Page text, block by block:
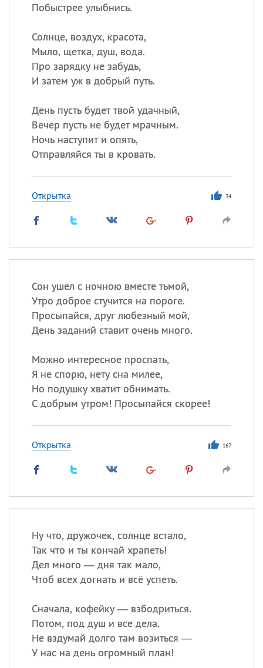
Побыстрее улыбнись.
Солнце, воздух, красота,
Мыло, щетка, душ, вода.
Про зарядку не забудь,
И затем уж в добрый путь.
День пусть будет твой удачный,
Вечер пусть не будет мрачным.
Ночь наступит и опять,
Отправляйся ты в кровать.
Открытка 34
Сон ушел с ночною вместе тьмой,
Утро доброе стучится на пороге.
Просыпайся, друг любезный мой,
День заданий ставит очень много.
Можно интересное проспать,
Я не спорю, нету сна милее,
Но подушку хватит обнимать.
С добрым утром! Просыпайся скорее!
Открытка 167
Ну что, дружочек, солнце встало,
Так что и ты кончай храпеть!
Дел много — дня так мало,
Чтоб всех догнать и всё успеть.
Сначала, кофейку — взбодриться.
Потом, под душ и все дела.
Не вздумай долго там возиться —
У нас на день огромный план!